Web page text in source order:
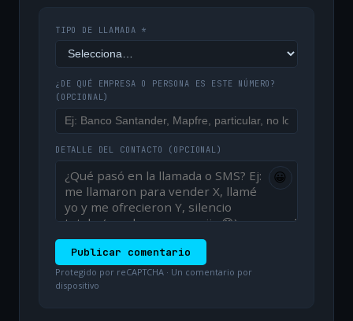
TIPO DE LLAMADA *
¿DE QUÉ EMPRESA O PERSONA ES ESTE NÚMERO?
(OPCIONAL)
DETALLE DEL CONTACTO (OPCIONAL)
😀
Publicar comentario
Protegido por reCAPTCHA · Un comentario por
dispositivo